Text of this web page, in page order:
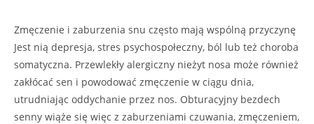
Zmęczenie i zaburzenia snu często mają wspólną przyczynę
Jest nią depresja, stres psychospołeczny, ból lub też choroba
somatyczna. Przewlekły alergiczny nieżyt nosa może również
zakłócać sen i powodować zmęczenie w ciągu dnia,
utrudniając oddychanie przez nos. Obturacyjny bezdech
senny wiąże się więc z zaburzeniami czuwania, zmęczeniem,